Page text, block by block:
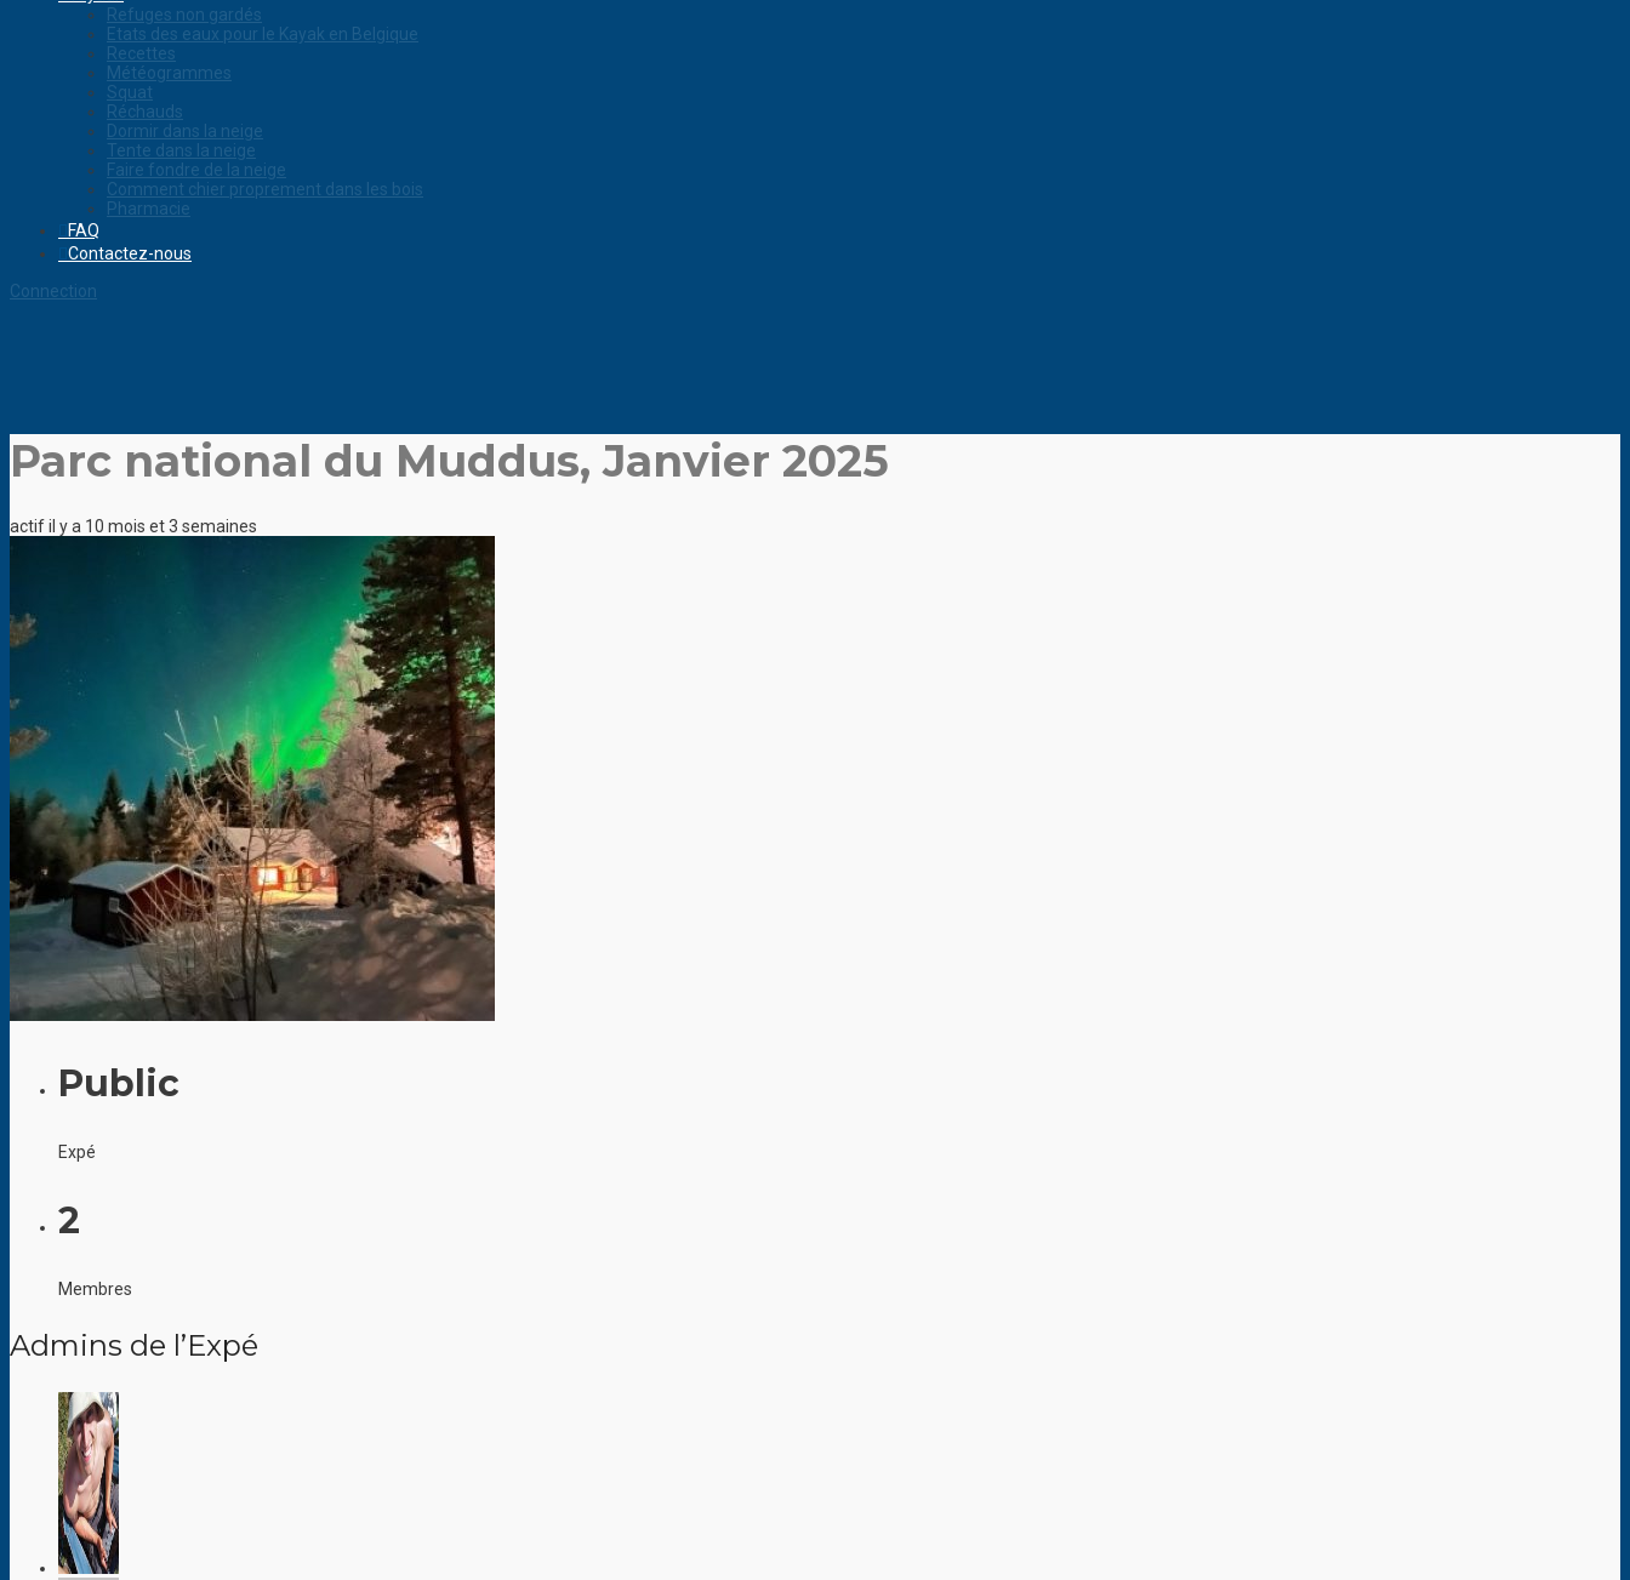
Refuges non gardés
Etats des eaux pour le Kayak en Belgique
Recettes
Météogrammes
Squat
Réchauds
Dormir dans la neige
Tente dans la neige
Faire fondre de la neige
Comment chier proprement dans les bois
Pharmacie
FAQ
Contactez-nous
Connection
Parc national du Muddus, Janvier 2025
actif il y a 10 mois et 3 semaines
Public
Expé
2
Membres
Admins de l’Expé